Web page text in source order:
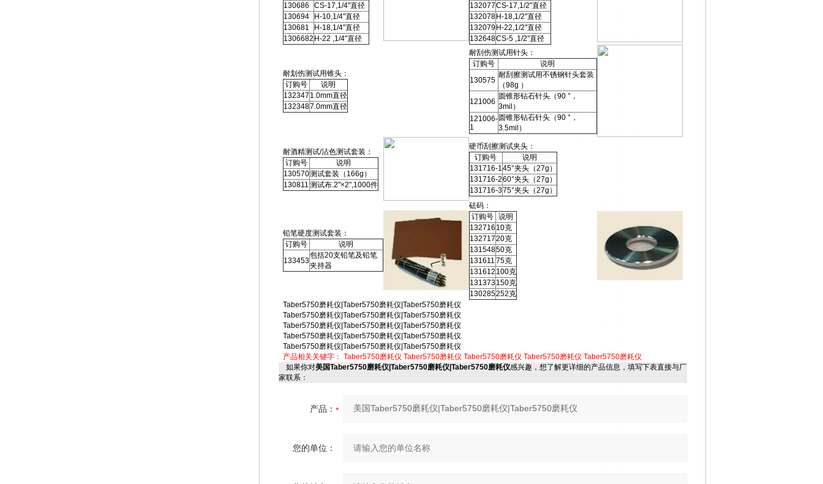
130686
CS-17,1/4"直径
130694
H-10,1/4"直径
130681
H-18,1/4"直径
1306682 H-22 ,1/4"直径
132077CS-17,1/2"直径
132078 H-18,1/2"直径
132079 H-22,1/2"直径
132648CS-5 ,1/2"直径
耐划伤测试用锥头：
订购号
说明
132347 1.0mm直径
1323487.0mm直径
耐刮伤测试用针头：
订购号
说明
130575
耐刮擦测试用不锈钢针头套装
（98g ）
121006
圆锥形钻石针头（90 °，
3mil）
121006-
1
圆锥形钻石针头（90 °，
3.5mil）
耐酒精测试/沾色测试套装：
订购号
说明
130570测试套装（166g）
130811 测试布.2"×2",1000件
硬币刮擦测试夹头：
订购号
说明
131716-145°夹头（27g）
131716-260°夹头（27g）
131716-375°夹头（27g）
铅笔硬度测试套装：
订购号
说明
133453
包括20支铅笔及铅笔
夹持器
砝码：
订购号
说明
132716 10克
13271720克
13154850克
131611 75克
131612 100克
131373150克
130285252克
Taber5750磨耗仪|Taber5750磨耗仪|Taber5750磨耗仪
Taber5750磨耗仪|Taber5750磨耗仪|Taber5750磨耗仪
Taber5750磨耗仪|Taber5750磨耗仪|Taber5750磨耗仪
Taber5750磨耗仪|Taber5750磨耗仪|Taber5750磨耗仪
Taber5750磨耗仪|Taber5750磨耗仪|Taber5750磨耗仪
产品相关关键字： Taber5750磨耗仪 Taber5750磨耗仪 Taber5750磨耗仪 Taber5750磨耗仪 Taber5750磨耗仪
如果你对美国Taber5750磨耗仪|Taber5750磨耗仪|Taber5750磨耗仪感兴趣，想了解更详细的产品信息，填写下表直接与厂
家联系：
产品：
您的单位：